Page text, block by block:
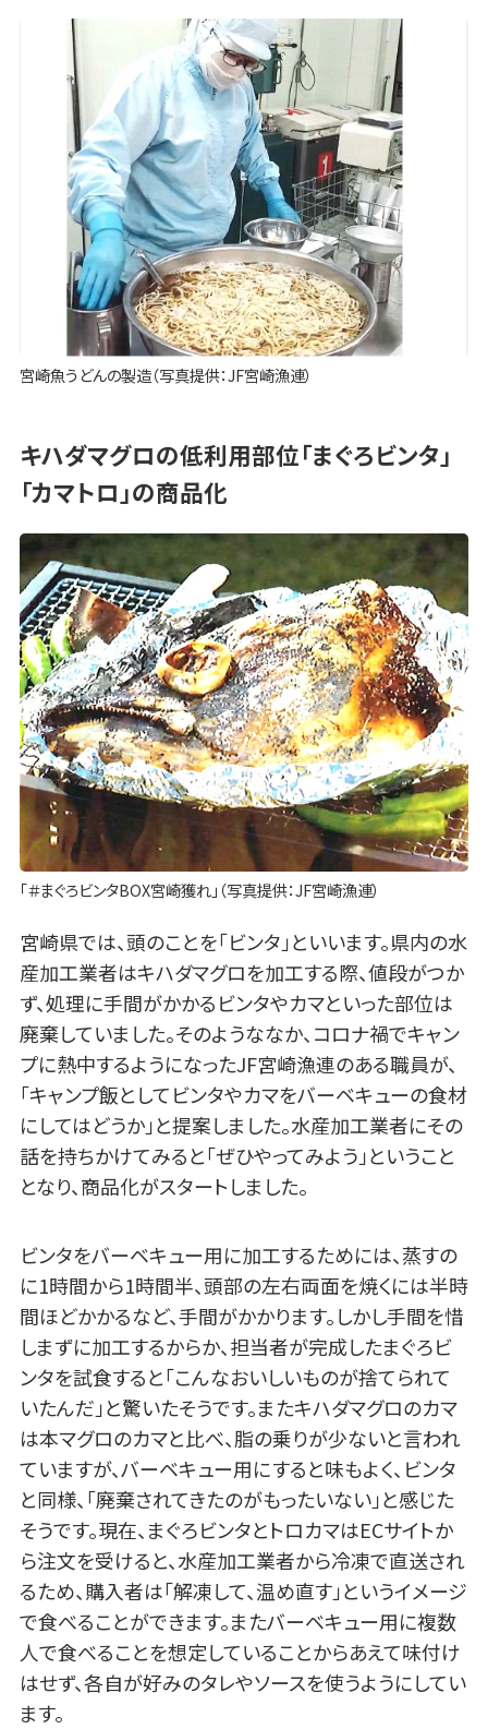
宮崎魚うどんの製造（写真提供：JF宮崎漁連）
キハダマグロの低利用部位「まぐろビンタ」
「カマトロ」の商品化
「＃まぐろビンタBOX宮崎獲れ」（写真提供：JF宮崎漁連）
宮崎県では、頭のことを「ビンタ」といいます。県内の水
産加工業者はキハダマグロを加工する際、値段がつか
ず、処理に手間がかかるビンタやカマといった部位は
廃棄していました。そのようななか、コロナ禍でキャン
プに熱中するようになったJF宮崎漁連のある職員が、
「キャンプ飯としてビンタやカマをバーベキューの食材
にしてはどうか」と提案しました。水産加工業者にその
話を持ちかけてみると「ぜひやってみよう」ということ
となり、商品化がスタートしました。
ビンタをバーベキュー用に加工するためには、蒸すの
に1時間から1時間半、頭部の左右両面を焼くには半時
間ほどかかるなど、手間がかかります。しかし手間を惜
しまずに加工するからか、担当者が完成したまぐろビ
ンタを試食すると「こんなおいしいものが捨てられて
いたんだ」と驚いたそうです。またキハダマグロのカマ
は本マグロのカマと比べ、脂の乗りが少ないと言われ
ていますが、バーベキュー用にすると味もよく、ビンタ
と同様、「廃棄されてきたのがもったいない」と感じた
そうです。現在、まぐろビンタとトロカマはECサイトか
ら注文を受けると、水産加工業者から冷凍で直送され
るため、購入者は「解凍して、温め直す」というイメージ
で食べることができます。またバーベキュー用に複数
人で食べることを想定していることからあえて味付け
はせず、各自が好みのタレやソースを使うようにしてい
ます。